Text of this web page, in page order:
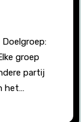
groep
partij
het…